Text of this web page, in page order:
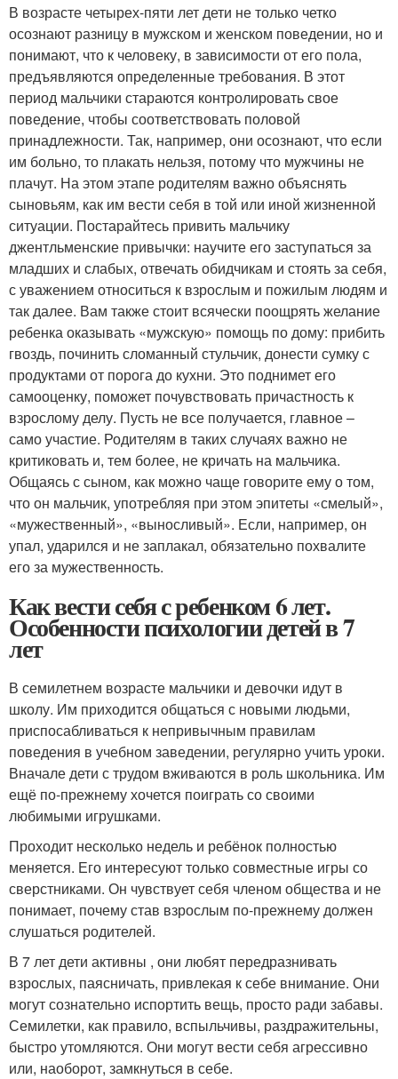
В возрасте четырех-пяти лет дети не только четко
осознают разницу в мужском и женском поведении, но и
понимают, что к человеку, в зависимости от его пола,
предъявляются определенные требования. В этот
период мальчики стараются контролировать свое
поведение, чтобы соответствовать половой
принадлежности. Так, например, они осознают, что если
им больно, то плакать нельзя, потому что мужчины не
плачут. На этом этапе родителям важно объяснять
сыновьям, как им вести себя в той или иной жизненной
ситуации. Постарайтесь привить мальчику
джентльменские привычки: научите его заступаться за
младших и слабых, отвечать обидчикам и стоять за себя,
с уважением относиться к взрослым и пожилым людям и
так далее. Вам также стоит всячески поощрять желание
ребенка оказывать «мужскую» помощь по дому: прибить
гвоздь, починить сломанный стульчик, донести сумку с
продуктами от порога до кухни. Это поднимет его
самооценку, поможет почувствовать причастность к
взрослому делу. Пусть не все получается, главное –
само участие. Родителям в таких случаях важно не
критиковать и, тем более, не кричать на мальчика.
Общаясь с сыном, как можно чаще говорите ему о том,
что он мальчик, употребляя при этом эпитеты «смелый»,
«мужественный», «выносливый». Если, например, он
упал, ударился и не заплакал, обязательно похвалите
его за мужественность.
Как вести себя с ребенком 6 лет.
Особенности психологии детей в 7
лет
В семилетнем возрасте мальчики и девочки идут в
школу. Им приходится общаться с новыми людьми,
приспосабливаться к непривычным правилам
поведения в учебном заведении, регулярно учить уроки.
Вначале дети с трудом вживаются в роль школьника. Им
ещё по-прежнему хочется поиграть со своими
любимыми игрушками.
Проходит несколько недель и ребёнок полностью
меняется. Его интересуют только совместные игры со
сверстниками. Он чувствует себя членом общества и не
понимает, почему став взрослым по-прежнему должен
слушаться родителей.
В 7 лет дети активны , они любят передразнивать
взрослых, паясничать, привлекая к себе внимание. Они
могут сознательно испортить вещь, просто ради забавы.
Семилетки, как правило, вспыльчивы, раздражительны,
быстро утомляются. Они могут вести себя агрессивно
или, наоборот, замкнуться в себе.